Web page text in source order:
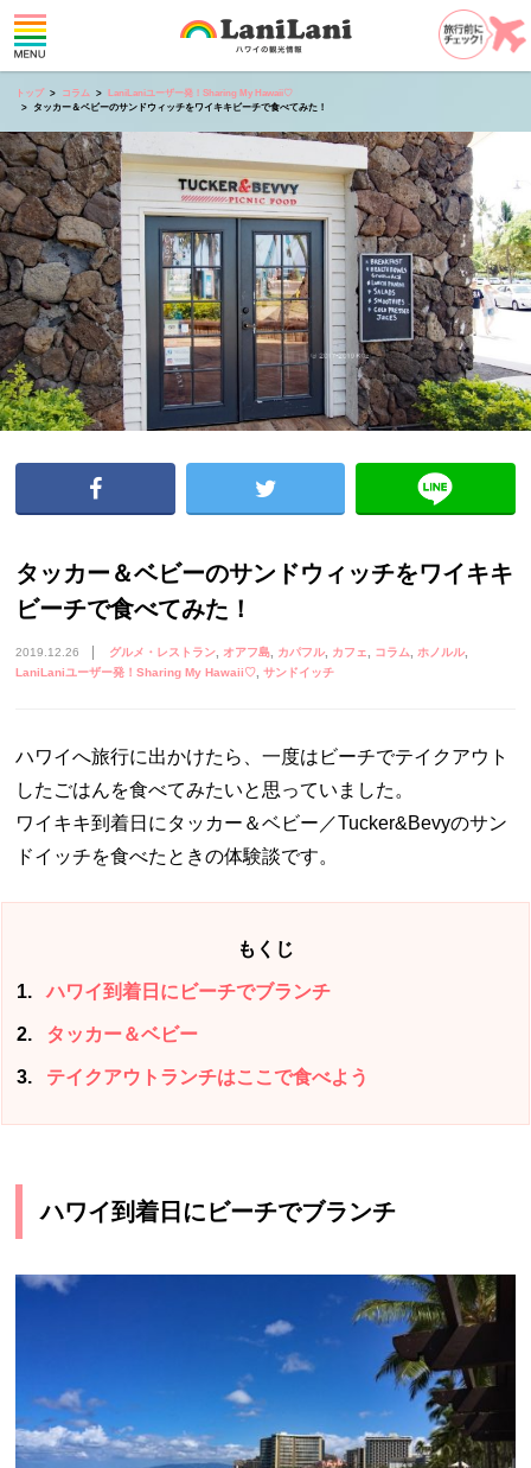
トップ コラム
LaniLaniユーザー発！Sharing My Hawaii♡
タッカー＆ベビーのサンドウィッチをワイキキビーチで食べてみた！
タッカー＆ベビーのサンドウィッチをワイキキ
ビーチで食べてみた！
2019.12.26 グルメ・レストラン オアフ島 カパフル カフェ コラム ホノルル
LaniLaniユーザー発！Sharing My Hawaii♡ サンドイッチ
ハワイへ旅行に出かけたら、一度はビーチでテイクアウト
したごはんを食べてみたいと思っていました。
ワイキキ到着日にタッカー＆ベビー／Tucker&Bevyのサン
ドイッチを食べたときの体験談です。
もくじ
1 ハワイ到着日にビーチでブランチ
2 タッカー＆ベビー
3 テイクアウトランチはここで食べよう
ハワイ到着日にビーチでブランチ